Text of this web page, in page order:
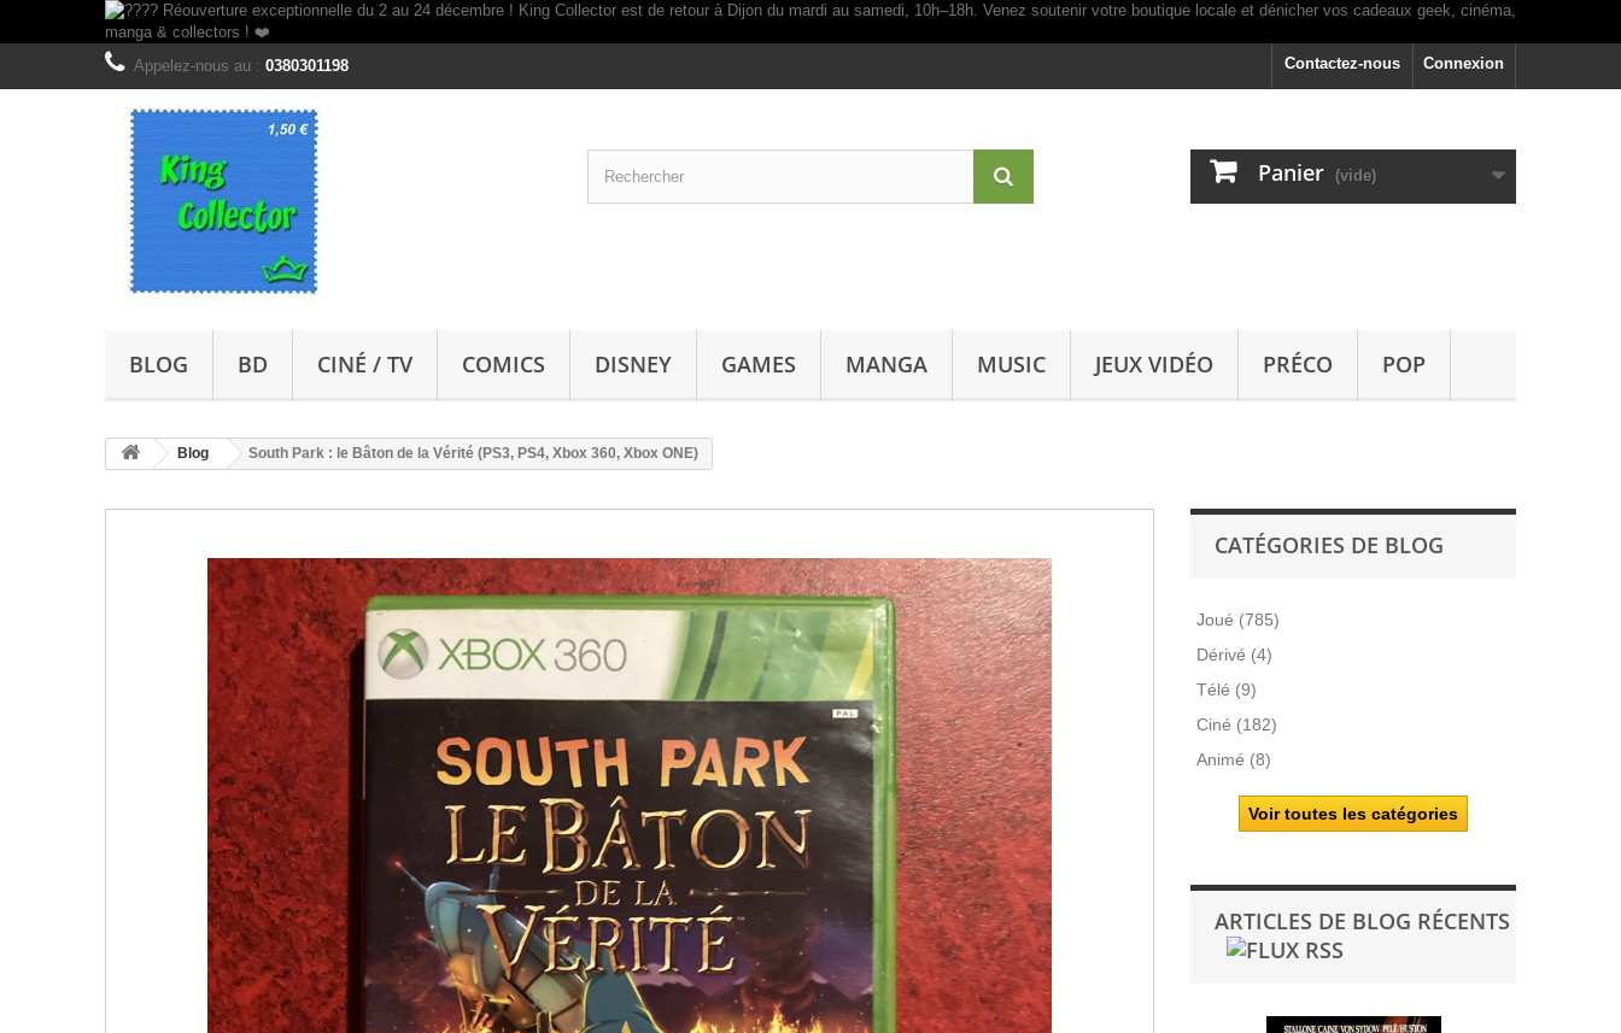
Connexion
Contactez-nous
Appelez-nous au : 0380301198
Panier (vide)
BLOG BD CINÉ / TV COMICS DISNEY GAMES MANGA MUSIC JEUX VIDÉO PRÉCO POP
Blog South Park : le Bâton de la Vérité (PS3, PS4, Xbox 360, Xbox ONE)
CATÉGORIES DE BLOG
Joué (785)
Dérivé (4)
Télé (9)
Ciné (182)
Animé (8)
Voir toutes les catégories
ARTICLES DE BLOG RÉCENTS